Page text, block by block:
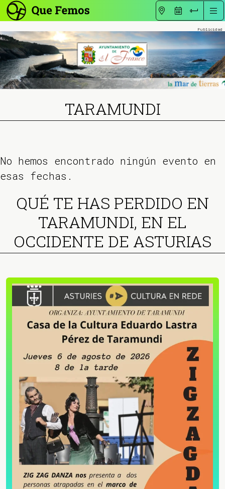
TARAMUNDI
No hemos encontrado ningún evento en
esas fechas.
QUÉ TE HAS PERDIDO EN
TARAMUNDI, EN EL
OCCIDENTE DE ASTURIAS